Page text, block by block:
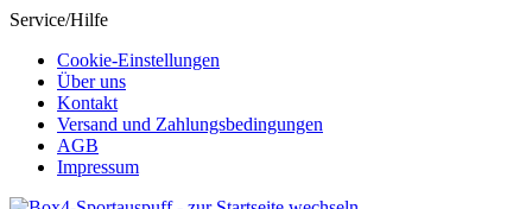
Service/Hilfe
Cookie-Einstellungen
Über uns
Kontakt
Versand und Zahlungsbedingungen
AGB
Impressum